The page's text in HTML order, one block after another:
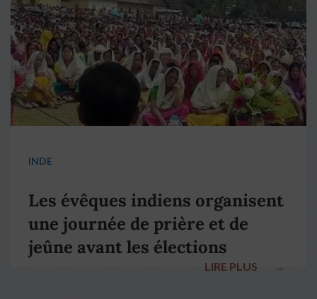
INDE
Les évêques indiens organisent
une journée de prière et de
jeûne avant les élections
LIRE PLUS →